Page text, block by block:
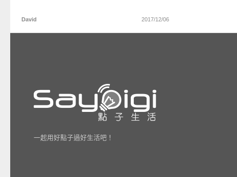
David 2017/12/06
一起用好點子過好生活吧！